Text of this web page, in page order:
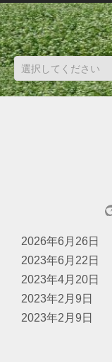
2026年6月26日
2023年6月22日
2023年4月20日
2023年2月9日
2023年2月9日